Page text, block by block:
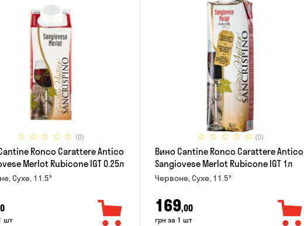
(0)
Ronco Carattere Antico
Merlot Rubicone IGT 0.25л
Сухе, 11.5°
шт
(0)
Вино Cantine Ronco Carattere Antico
Sangiovese Merlot Rubicone IGT 1л
Червоне, Сухе, 11.5°
169,00
грн за 1 шт